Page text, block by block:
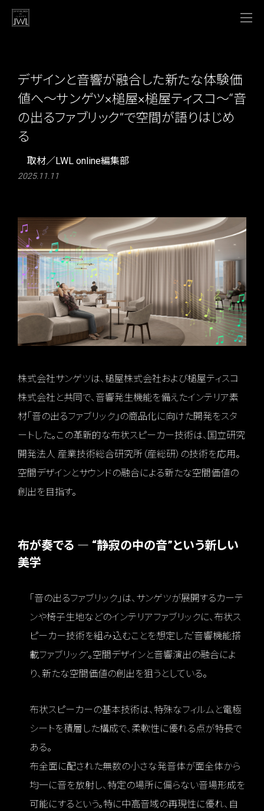
デザインと音響が融合した新たな体験価
値へ～サンゲツ×槌屋×槌屋ティスコ～“音
の出るファブリック”で空間が語りはじめ
る
取材／LWL online編集部
2025.11.11
株式会社サンゲツは、槌屋株式会社および槌屋ティスコ
株式会社と共同で、音響発生機能を備えたインテリア素
材「音の出るファブリック」の商品化に向けた開発をスタ
ートした。この革新的な布状スピーカー技術は、国立研究
開発法人 産業技術総合研究所（産総研）の技術を応用。
空間デザインとサウンドの融合による新たな空間価値の
創出を目指す。
布が奏でる ― “静寂の中の音”という新しい
美学
「音の出るファブリック」は、サンゲツが展開するカーテ
ンや椅子生地などのインテリアファブリックに、布状ス
ピーカー技術を組み込むことを想定した“音響機能搭
載ファブリック”。空間デザインと音響演出の融合によ
り、新たな空間価値の創出を狙うとしている。
布状スピーカーの基本技術は、特殊なフィルムと電極
シートを積層した構成で、柔軟性に優れる点が特長で
ある。
布全面に配された無数の小さな発音体が面全体から
均一に音を放射し、特定の場所に偏らない音場形成を
可能にするという。特に中高音域の再現性に優れ、自